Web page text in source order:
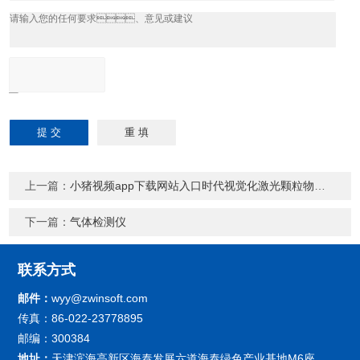
上一篇：小猪视频app下载网站入口时代视觉化激光颗粒物监测系统（扬尘在线监测）
下一篇：气体检测仪
联系方式
邮件：wyy@zwinsoft.com
传真：86-022-23778895
邮编：300384